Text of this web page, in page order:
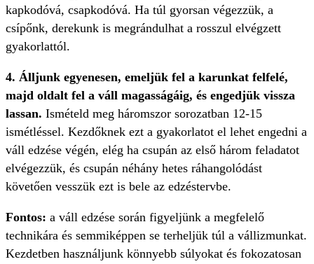
kapkodóvá, csapkodóvá. Ha túl gyorsan végezzük, a
csípőnk, derekunk is megrándulhat a rosszul elvégzett
gyakorlattól.
4. Álljunk egyenesen, emeljük fel a karunkat felfelé,
majd oldalt fel a váll magasságáig, és engedjük vissza
lassan. Ismételd meg háromszor sorozatban 12-15
ismétléssel. Kezdőknek ezt a gyakorlatot el lehet engedni a
váll edzése végén, elég ha csupán az első három feladatot
elvégezzük, és csupán néhány hetes ráhangolódást
követően vesszük ezt is bele az edzéstervbe.
Fontos: a váll edzése során figyeljünk a megfelelő
technikára és semmiképpen se terheljük túl a vállizmunkat.
Kezdetben használjunk könnyebb súlyokat és fokozatosan